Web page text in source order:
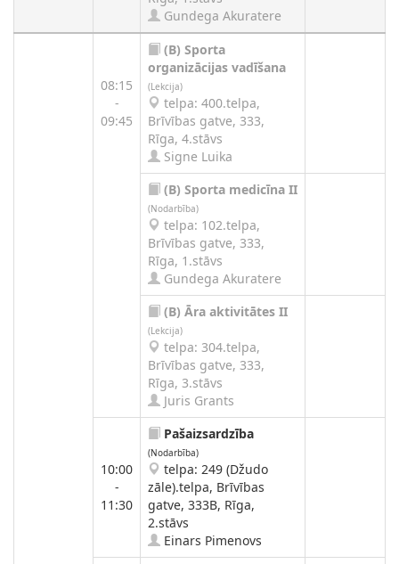
Gundega Akuratere
08:15
-
09:45
(B) Sporta
organizācijas vadīšana
(Lekcija)
telpa: 400.telpa,
Brīvības gatve, 333,
Rīga, 4.stāvs
Signe Luika
(B) Sporta medicīna II
(Nodarbība)
telpa: 102.telpa,
Brīvības gatve, 333,
Rīga, 1.stāvs
Gundega Akuratere
(B) Āra aktivitātes II
(Lekcija)
telpa: 304.telpa,
Brīvības gatve, 333,
Rīga, 3.stāvs
Juris Grants
10:00
-
11:30
Pašaizsardzība
(Nodarbība)
telpa: 249 (Džudo
zāle).telpa, Brīvības
gatve, 333B, Rīga,
2.stāvs
Einars Pimenovs